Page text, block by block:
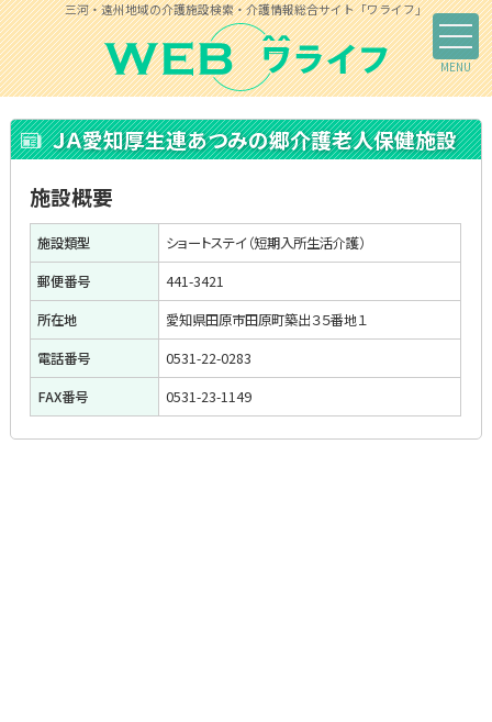
三河・遠州地域の介護施設検索・介護情報総合サイト「ワライフ」
ＪＡ愛知厚生連あつみの郷介護老人保健施設
施設概要
施設類型
ショートステイ（短期入所生活介護）
郵便番号
441-3421
所在地
愛知県田原市田原町築出３５番地１
電話番号
0531-22-0283
FAX番号
0531-23-1149